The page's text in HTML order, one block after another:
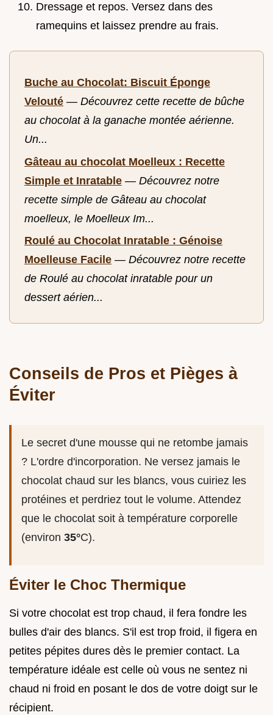
Dressage et repos. Versez dans des
ramequins et laissez prendre au frais.
Buche au Chocolat: Biscuit Éponge
Velouté — Découvrez cette recette de bûche
au chocolat à la ganache montée aérienne.
Un...
Gâteau au chocolat Moelleux : Recette
Simple et Inratable — Découvrez notre
recette simple de Gâteau au chocolat
moelleux, le Moelleux Im...
Roulé au Chocolat Inratable : Génoise
Moelleuse Facile — Découvrez notre recette
de Roulé au chocolat inratable pour un
dessert aérien...
Conseils de Pros et Pièges à
Éviter
Le secret d'une mousse qui ne retombe jamais
? L'ordre d'incorporation. Ne versez jamais le
chocolat chaud sur les blancs, vous cuiriez les
protéines et perdriez tout le volume. Attendez
que le chocolat soit à température corporelle
(environ 35°C).
Éviter le Choc Thermique
Si votre chocolat est trop chaud, il fera fondre les
bulles d'air des blancs. S'il est trop froid, il figera en
petites pépites dures dès le premier contact. La
température idéale est celle où vous ne sentez ni
chaud ni froid en posant le dos de votre doigt sur le
récipient.